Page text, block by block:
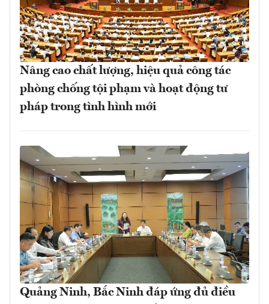
Nâng cao chất lượng, hiệu quả công tác
phòng chống tội phạm và hoạt động tư
pháp trong tình hình mới
Quảng Ninh, Bắc Ninh đáp ứng đủ điều